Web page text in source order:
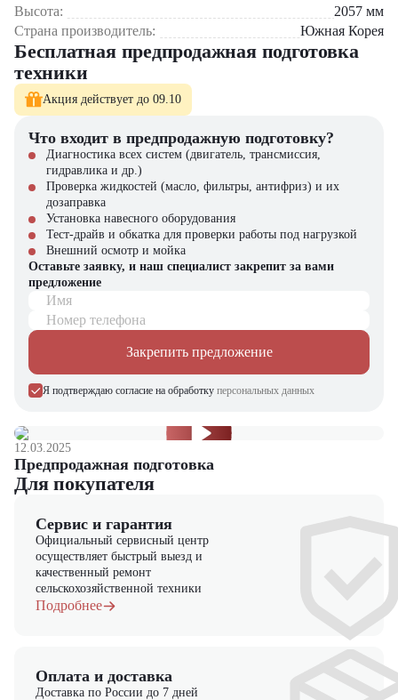
Выбор модели Bawoo BSL350— это инвестиция в
высокотехнологичное оборудование, сочетающее передовые
инженерные решения и проверенную надежность. Погрузчик
отличается качеством сборки и адаптирован для работы в сложных
условиях.
Мини-погрузчик Bawoo BSL350
модели техники с полной гарантией. На нашем сайте вы найдёте
широкий выбор спецтехники, вилочной и малой складской
техники, навесного оборудования и запчастей.
Высота:
2057 мм
Страна производитель:
Южная Корея
Бесплатная предпродажная подготовка
техники
Акция действует до 09.10
Что входит в предпродажную подготовку?
Диагностика всех систем (двигатель, трансмиссия,
гидравлика и др.)
Проверка жидкостей (масло, фильтры, антифриз) и их
дозаправка
Установка навесного оборудования
Тест-драйв и обкатка для проверки работы под нагрузкой
Внешний осмотр и мойка
Оставьте заявку, и наш специалист закрепит за вами
предложение
Имя
Номер телефона
Закрепить предложение
Я подтверждаю согласие на обработку персональных данных
12.03.2025
Предпродажная подготовка
Для покупателя
Сервис и гарантия
Официальный сервисный центр
осуществляет быстрый выезд и
качественный ремонт
сельскохозяйственной техники
Подробнее
Оплата и доставка
Доставка по России до 7 дней